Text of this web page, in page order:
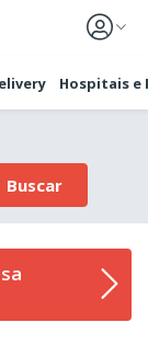
Hospitais e
Buscar